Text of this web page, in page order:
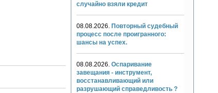
случайно взяли кредит
08.08.2026. Повторный судебный
процесс после проигранного:
шансы на успех.
08.08.2026. Оспаривание
завещания - инструмент,
восстанавливающий или
разрушающий справедливость ?